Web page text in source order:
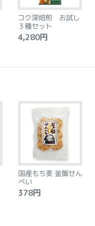
コク深焙煎 お試し
３種セット
4,280円
国産もち麦 釜飯せん
べい
378円